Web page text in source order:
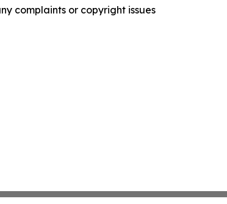
complaints or copyright issues